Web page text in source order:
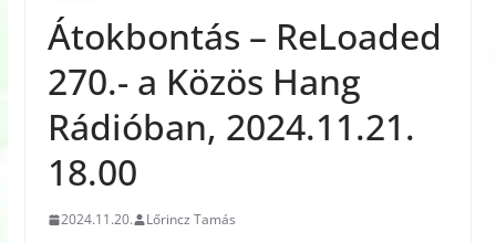
Átokbontás – ReLoaded
270.- a Közös Hang
Rádióban, 2024.11.21.
18.00
2024.11.20. Lőrincz Tamás